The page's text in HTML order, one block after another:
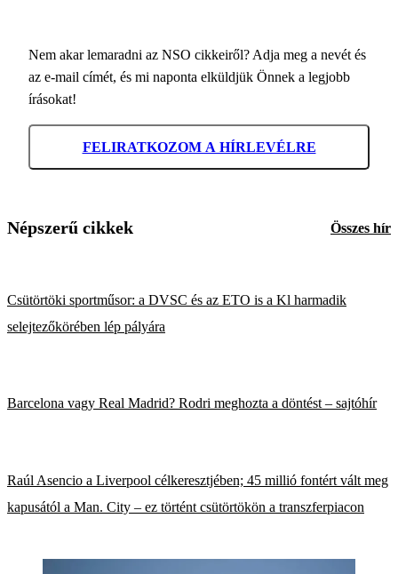
Nem akar lemaradni az NSO cikkeiről? Adja meg a nevét és
az e-mail címét, és mi naponta elküldjük Önnek a legjobb
írásokat!
FELIRATKOZOM A HÍRLEVÉLRE
Népszerű cikkek Összes hír
Csütörtöki sportműsor: a DVSC és az ETO is a Kl harmadik
selejtezőkörében lép pályára
Barcelona vagy Real Madrid? Rodri meghozta a döntést – sajtóhír
Raúl Asencio a Liverpool célkeresztjében; 45 millió fontért vált meg
kapusától a Man. City – ez történt csütörtökön a transzferpiacon